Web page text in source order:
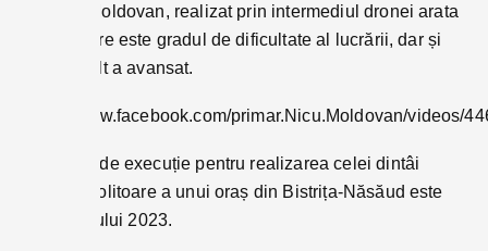
Nicolae Moldovan, realizat prin intermediul dronei arata
cât de mare este gradul de dificultate al lucrării, dar și
cât de mult a avansat.
https://www.facebook.com/primar.Nicu.Moldovan/videos/
Termenul de execuție pentru realizarea celei dintâi
șosele ocolitoare a unui oraș din Bistrița-Năsăud este
finalul anului 2023.